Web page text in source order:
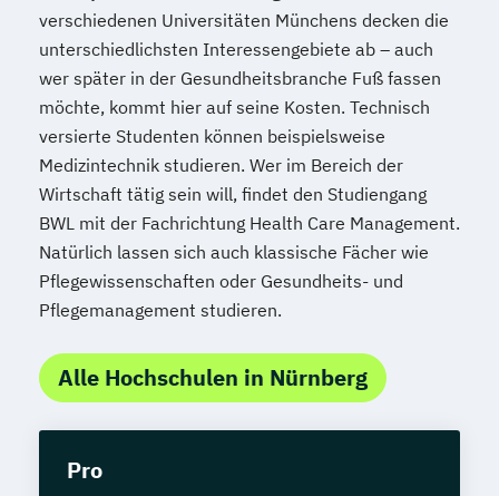
verschiedenen Universitäten Münchens decken die
unterschiedlichsten Interessengebiete ab – auch
wer später in der Gesundheitsbranche Fuß fassen
möchte, kommt hier auf seine Kosten. Technisch
versierte Studenten können beispielsweise
Medizintechnik studieren. Wer im Bereich der
Wirtschaft tätig sein will, findet den Studiengang
BWL mit der Fachrichtung Health Care Management.
Natürlich lassen sich auch klassische Fächer wie
Pflegewissenschaften oder Gesundheits- und
Pflegemanagement studieren.
Alle Hochschulen in Nürnberg
Pro